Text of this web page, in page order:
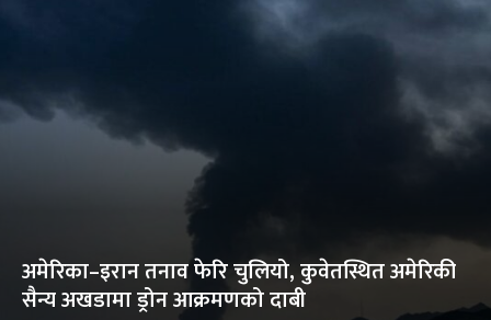
अमेरिका–इरान तनाव फेरि चुलियो, कुवेतस्थित अमेरिकी
सैन्य अखडामा ड्रोन आक्रमणको दाबी